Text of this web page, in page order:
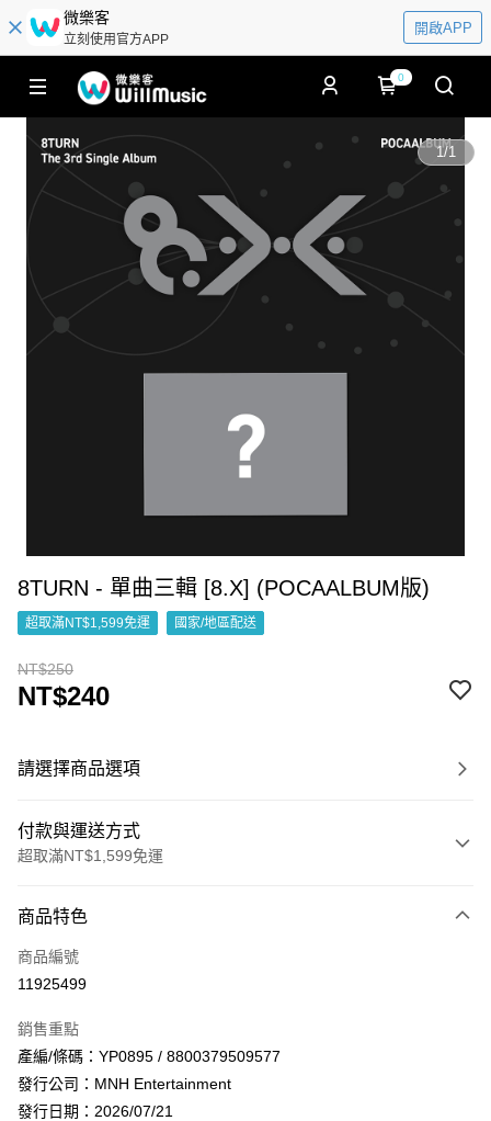
微樂客
立刻使用官方APP
開啟APP
0
1/1
8TURN - 單曲三輯 [8.X] (POCAALBUM版)
超取滿NT$1,599免運 國家/地區配送
NT$250
NT$240
請選擇商品選項
付款與運送方式
超取滿NT$1,599免運
信用卡一次付款
超商取貨付款
Apple Pay
街口支付
商品特色
商品編號
11925499
銷售重點
產編/條碼：YP0895 / 8800379509577
發行公司：MNH Entertainment
發行日期：2026/07/21